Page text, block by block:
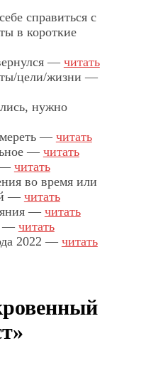
справиться с
в короткие
— читать
цели/жизни —
нужно
— читать
— читать
— читать
во время или
— читать
— читать
— читать
2022 — читать